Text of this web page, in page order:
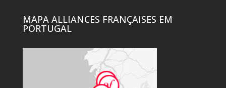
MAPA ALLIANCES FRANÇAISES EM
PORTUGAL